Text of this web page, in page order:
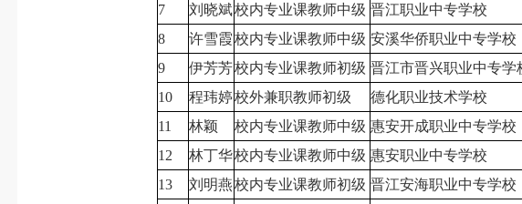
7
刘晓斌校内专业课教师中级 晋江职业中专学校
8
许雪霞校内专业课教师中级 安溪华侨职业中专学校
9
伊芳芳校内专业课教师初级 晋江市晋兴职业中专学
10
程玮婷校外兼职教师初级 德化职业技术学校
11
林颖 校内专业课教师中级 惠安开成职业中专学校
12
林丁华校内专业课教师中级 惠安职业中专学校
13
刘明燕校内专业课教师初级 晋江安海职业中专学校